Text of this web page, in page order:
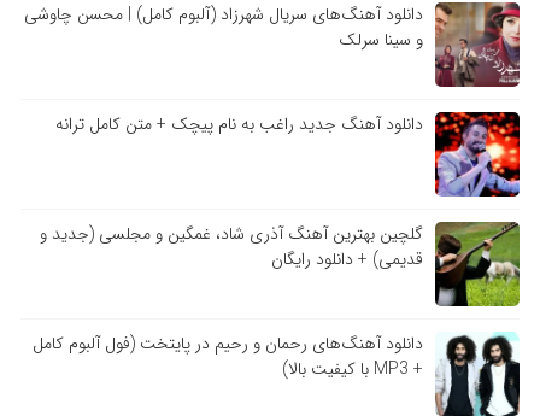
دانلود آهنگ‌های سریال شهرزاد (آلبوم کامل) | محسن چاوشی
و سینا سرلک
دانلود آهنگ جدید راغب به نام پیچک + متن کامل ترانه
گلچین بهترین آهنگ آذری شاد، غمگین و مجلسی (جدید و
قدیمی) + دانلود رایگان
دانلود آهنگ‌های رحمان و رحیم در پایتخت (فول آلبوم کامل
+ MP3 با کیفیت بالا)